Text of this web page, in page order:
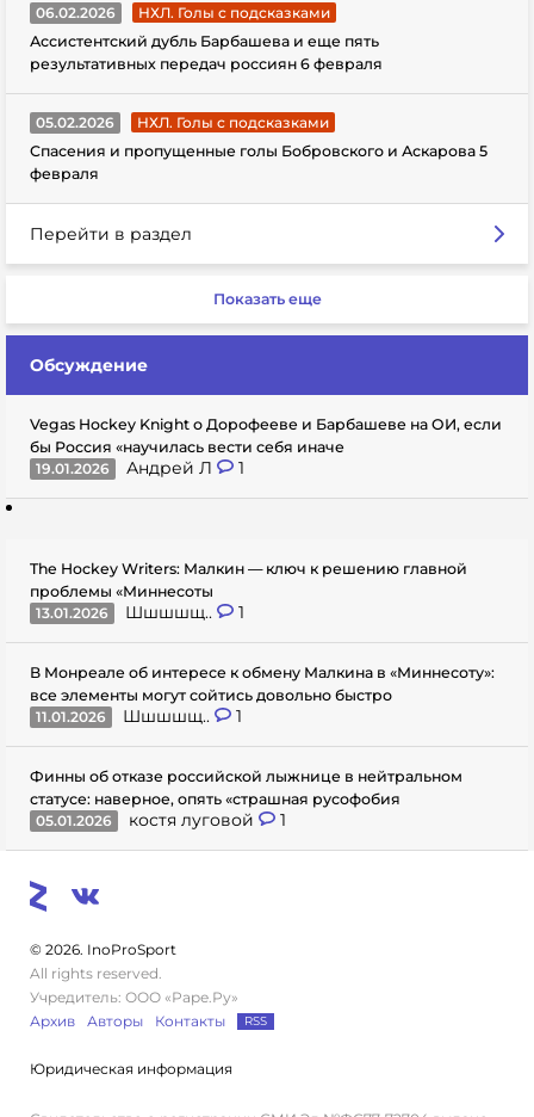
06.02.2026
НХЛ. Голы с подсказками
Ассистентский дубль Барбашева и еще пять
результативных передач россиян 6 февраля
05.02.2026
НХЛ. Голы с подсказками
Спасения и пропущенные голы Бобровского и Аскарова 5
февраля
Перейти в раздел
Показать еще
Обсуждение
Vegas Hockey Knight о Дорофееве и Барбашеве на ОИ, если
бы Россия «научилась вести себя иначе
19.01.2026
Андрей Л 1
The Hockey Writers: Малкин — ключ к решению главной
проблемы «Миннесоты
13.01.2026
Шшшшщ.. 1
В Монреале об интересе к обмену Малкина в «Миннесоту»:
все элементы могут сойтись довольно быстро
11.01.2026
Шшшшщ.. 1
Финны об отказе российской лыжнице в нейтральном
статусе: наверное, опять «страшная русофобия
05.01.2026
костя луговой 1
© 2026. InoProSport
All rights reserved.
Учредитель: ООО «Раре.Ру»
Архив
Авторы Контакты RSS
Юридическая информация